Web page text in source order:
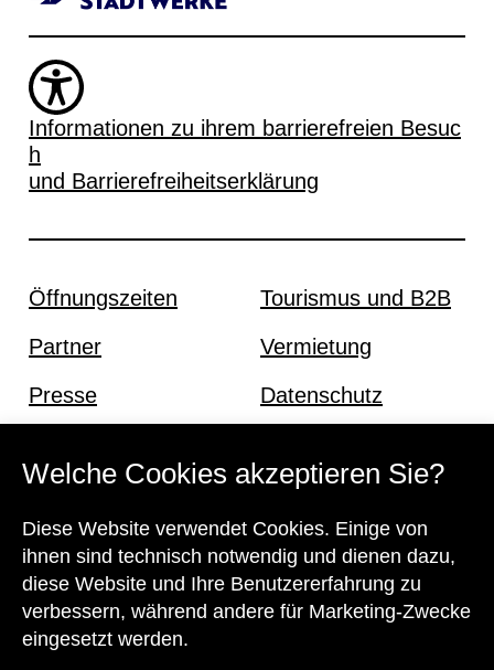
Welche Cookies akzeptieren Sie?
Diese Website verwendet Cookies. Einige von
ihnen sind technisch notwendig und dienen dazu,
diese Website und Ihre Benutzererfahrung zu
verbessern, während andere für Marketing-Zwecke
eingesetzt werden.
Informationen zu ihrem barrierefreien Besuc
h
und Barrierefreiheitserklärung
Öffnungszeiten
Partner
Presse
Tourismus und B2B
Vermietung
Datenschutz
Kontakt